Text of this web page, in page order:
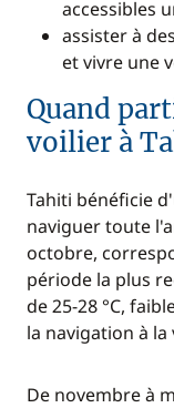
accessibles
assister à
et vivre une
Quand
voilier à
Tahiti bénéficie
naviguer toute
octobre,
période la plus
de 25-28 °C,
la navigation à la
De novembre à